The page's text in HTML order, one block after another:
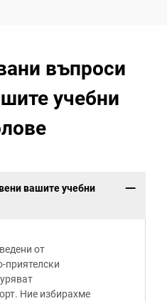
въпроси
учебни
вашите учебни
от
приятелски
Ние избирахме